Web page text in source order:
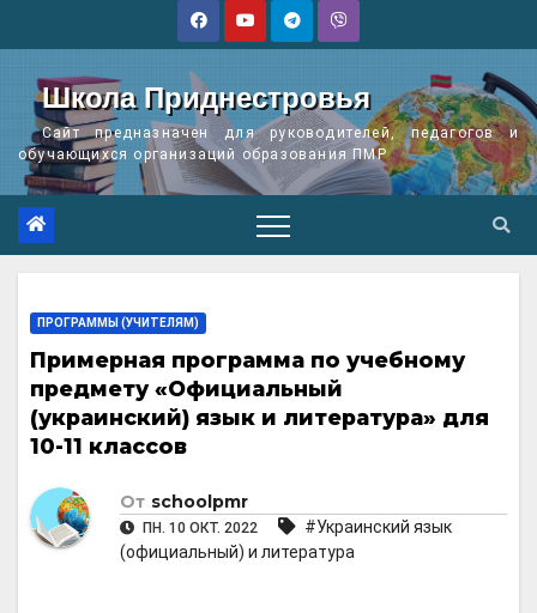
Школа Приднестровья
Сайт предназначен для руководителей, педагогов и
обучающихся организаций образования ПМР
ПРОГРАММЫ (УЧИТЕЛЯМ)
Примерная программа по учебному
предмету «Официальный
(украинский) язык и литература» для
10-11 классов
От schoolpmr
ПН. 10 ОКТ. 2022
#Украинский язык
(официальный) и литература